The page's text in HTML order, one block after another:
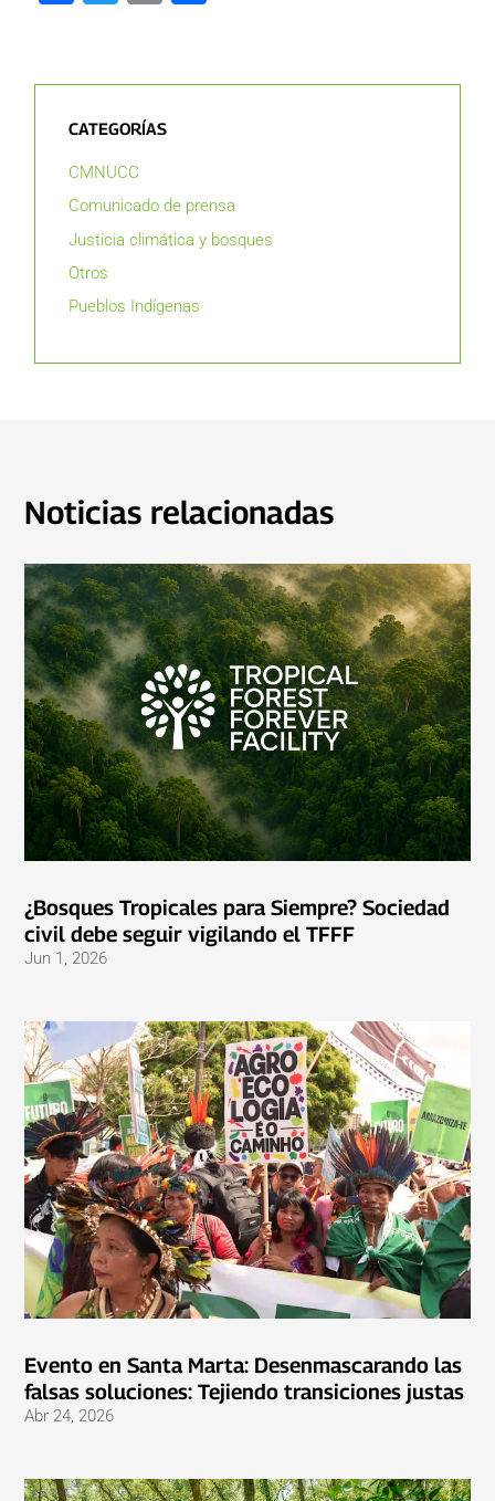
CATEGORÍAS
CMNUCC
Comunicado de prensa
Justicia climática y bosques
Otros
Pueblos Indígenas
Noticias relacionadas
¿Bosques Tropicales para Siempre? Sociedad
civil debe seguir vigilando el TFFF
Jun 1, 2026
Evento en Santa Marta: Desenmascarando las
falsas soluciones: Tejiendo transiciones justas
Abr 24, 2026